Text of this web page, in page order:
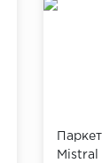
Mistral